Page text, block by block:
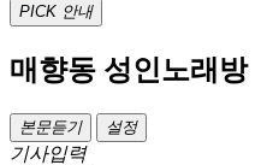
PICK 안내
매향동 성인노래방
본문듣기 설정
기사입력